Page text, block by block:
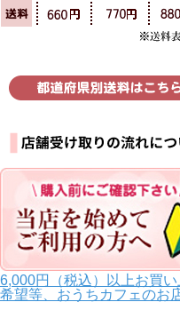
6,000円（税込）以上お買
希望等、おうちカフェのお